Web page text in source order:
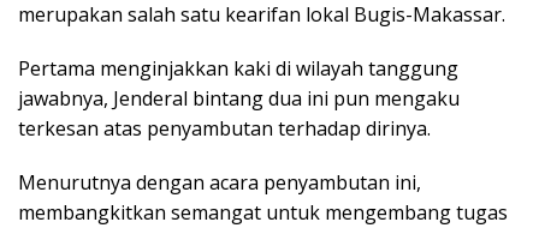
merupakan salah satu kearifan lokal Bugis-Makassar.
Pertama menginjakkan kaki di wilayah tanggung
jawabnya, Jenderal bintang dua ini pun mengaku
terkesan atas penyambutan terhadap dirinya.
Menurutnya dengan acara penyambutan ini,
membangkitkan semangat untuk mengembang tugas